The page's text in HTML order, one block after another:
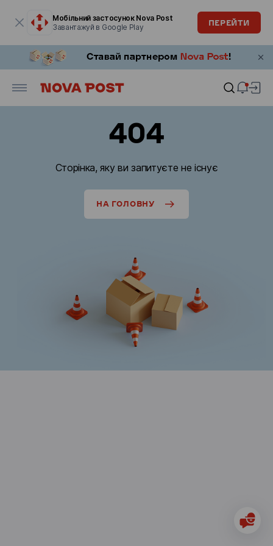
Мобільний застосунок Nova Post
Завантажуй в Google Play
ПЕРЕЙТИ
404
Сторінка, яку ви запитуєте не існує
НА ГОЛОВНУ